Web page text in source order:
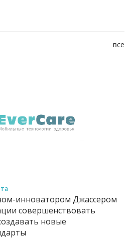
все
инноватором Джассером
совершенствовать
новые